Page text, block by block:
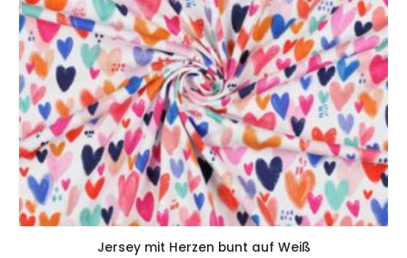
Jersey mit Herzen bunt auf Weiß